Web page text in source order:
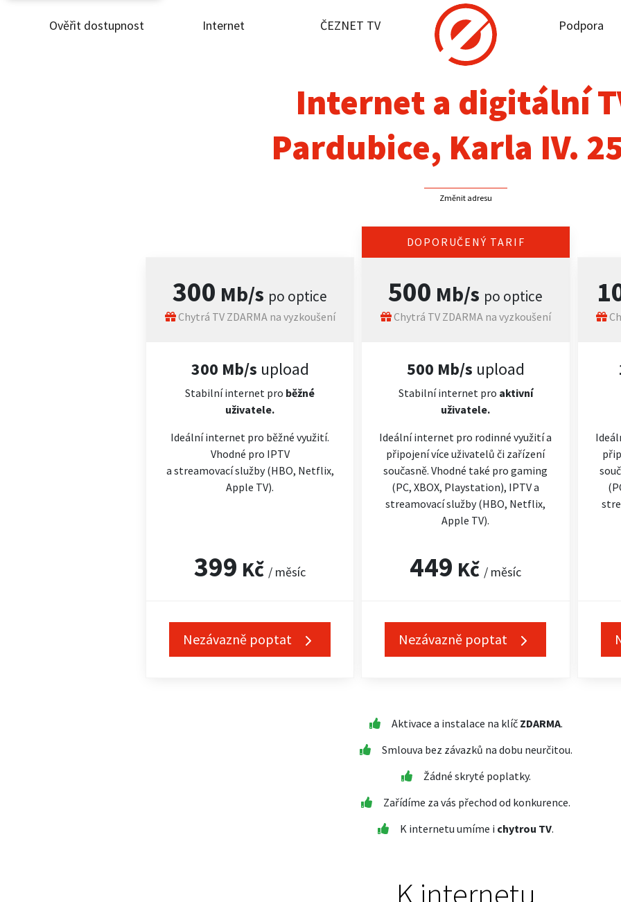
Ověřit dostupnost Internet ČEZNET TV Podpora
Internet
Podpora
Internet a digitální
Pardubice, Karla IV.
Změnit adresu
300 Mb/s po optice
Chytrá TV ZDARMA na vyzkoušení
300 Mb/s upload
Stabilní internet pro běžné
uživatele.
Ideální internet pro běžné využití.
Vhodné pro IPTV
a streamovací služby (HBO, Netflix,
Apple TV).
399 Kč / měsíc
Nezávazně poptat
DOPORUČENÝ TARIF
500 Mb/s po optice
Chytrá TV ZDARMA na vyzkoušení
500 Mb/s upload
Stabilní internet pro aktivní
uživatele.
Ideální internet pro rodinné využití a
připojení více uživatelů či zařízení
současně. Vhodné také pro gaming
(PC, XBOX, Playstation), IPTV a
streamovací služby (HBO, Netflix,
Apple TV).
449 Kč / měsíc
Nezávazně poptat
Aktivace a instalace na klíč ZDARMA.
Smlouva bez závazků na dobu neurčitou.
Žádné skryté poplatky.
Zařídíme za vás přechod od konkurence.
K internetu umíme i chytrou TV.
K internetu